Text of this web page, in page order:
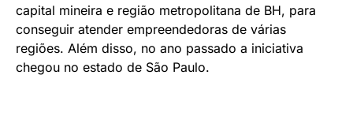
capital mineira e região metropolitana de BH, para
conseguir atender empreendedoras de várias
regiões. Além disso, no ano passado a iniciativa
chegou no estado de São Paulo.